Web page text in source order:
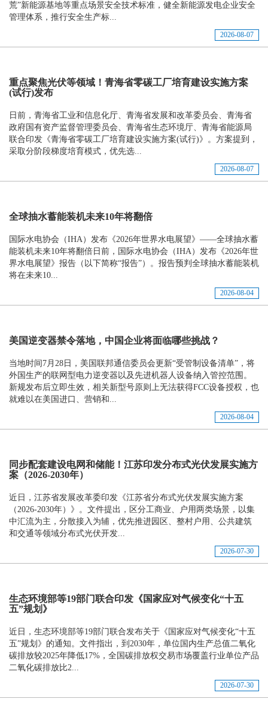
荒”新能源基地等重点场景安全技术标准，健全新能源发电企业安全
管理体系，推行安全生产标...
2026-08-07
重点聚焦光伏等领域！青海省零碳工厂培育建设实施方案
(试行)发布
日前，青海省工业和信息化厅、青海省发展和改革委员会、青海省
政府国有资产监督管理委员会、青海省生态环境厅、青海省能源局
联合印发《青海省零碳工厂培育建设实施方案(试行)》。方案提到，
采取分阶段梯度培育模式，优先选...
2026-08-07
全球抽水蓄能装机未来10年将翻倍
国际水电协会（IHA）发布《2026年世界水电展望》——全球抽水蓄
能装机未来10年将翻倍日前，国际水电协会（IHA）发布《2026年世
界水电展望》报告（以下简称“报告”）。报告预判全球抽水蓄能装机
将在未来10...
2026-08-04
美国逆变器禁令落地，中国企业将面临哪些挑战？
当地时间7月28日，美国联邦通信委员会更新“受管制设备清单”，将
外国生产的联网型电力逆变器以及先进机器人设备纳入管控范围。
新规发布后立即生效，相关新型号原则上无法获得FCC设备授权，也
就难以在美国进口、营销和...
2026-08-04
同步配套建设电网和储能！江苏印发分布式光伏发展实施方
案（2026-2030年）
近日，江苏省发展改革委印发《江苏省分布式光伏发展实施方案
（2026-2030年）》。文件提出，区分工商业、户用两类场景，以集
中汇流为主，分散接入为辅，优先推进园区、整村户用、公共建筑
和交通等领域分布式光伏开发...
2026-07-30
生态环境部等19部门联合印发《国家应对气候变化“十五
五”规划》
近日，生态环境部等19部门联合发布关于《国家应对气候变化“十五
五”规划》的通知。文件指出，到2030年，单位国内生产总值二氧化
碳排放较2025年降低17%，全国碳排放权交易市场覆盖行业单位产品
二氧化碳排放比2...
2026-07-30